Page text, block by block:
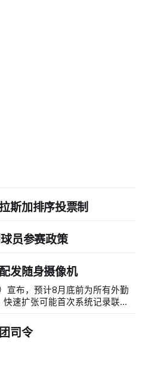
斯加排序投票制
员参赛政策
发随身摄像机
宣布，预计8月底前为所有外勤
速扩张可能首次系统记录联邦
J. Venturella）称，涉及羁押中
隐私即…
司令